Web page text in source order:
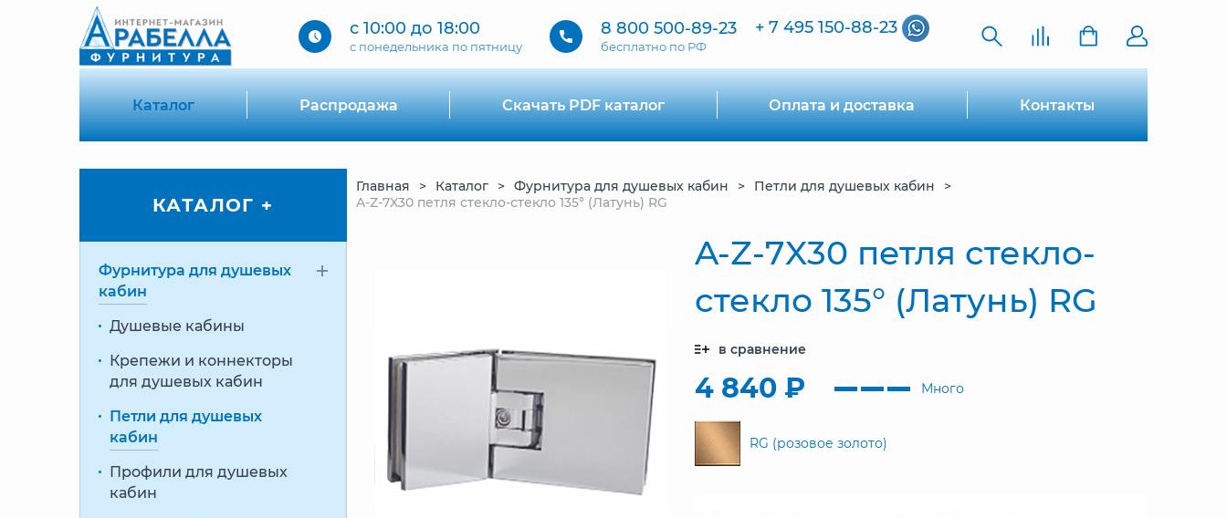
с 10:00 до 18:00
c понедельника по пятницу
8 800 500-89-23
бесплатно по РФ
+ 7 495 150-88-23
Каталог Распродажа Скачать PDF каталог Оплата и доставка Контакты
КАТАЛОГ +
Фурнитура для душевых
кабин
Душевые кабины
Крепежи и коннекторы
для душевых кабин
Петли для душевых
кабин
Профили для душевых
кабин
Главная Каталог Фурнитура для душевых кабин
Петли для душевых кабин
A-Z-7X30 петля стекло-стекло 135° (Латунь) RG
A-Z-7X30 петля стекло-
стекло 135° (Латунь) RG
в сравнение
4 840 ₽ Много
RG (розовое золото)